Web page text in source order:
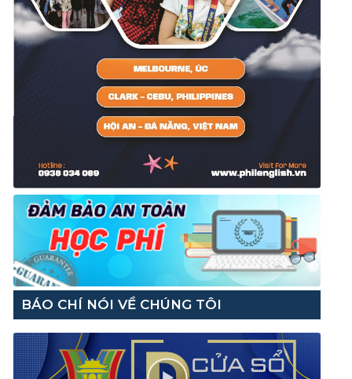
BÁO CHÍ NÓI VỀ CHÚNG TÔI